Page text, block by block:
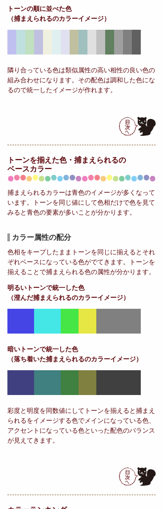
トーンの順に並べた色
（捕まえられるのカラーイメージ）
隣り合っている色は類似属性の高い相性の良い色の
組み合わせになります。その配色は調和した色にな
るので統一したイメージが作れます。
トーンを揃えた色・捕まえられるの
ベースカラー
捕まえられるカラーは青色のイメージが多くなって
います。トーンを同じ値にして色相だけで色を見て
みると青色の要素が多いことが分かります。
カラー属性の配分
色相をキープしたままトーンを同じに揃えるとそれ
ぞれベースになっている色がでてきます。トーンを
揃えることで捕まえられる色の属性が分かります。
明るいトーンで統一した色
（澄んだ捕まえられるのカラーイメージ）
暗いトーンで統一した色
（落ち着いた捕まえられるのカラーイメージ）
彩度と明度を同数値にしてトーンを揃えると捕まえ
られるをイメージする色でメインになっている色、
アクセントになっている色といった配色のバランス
が見えてきます。